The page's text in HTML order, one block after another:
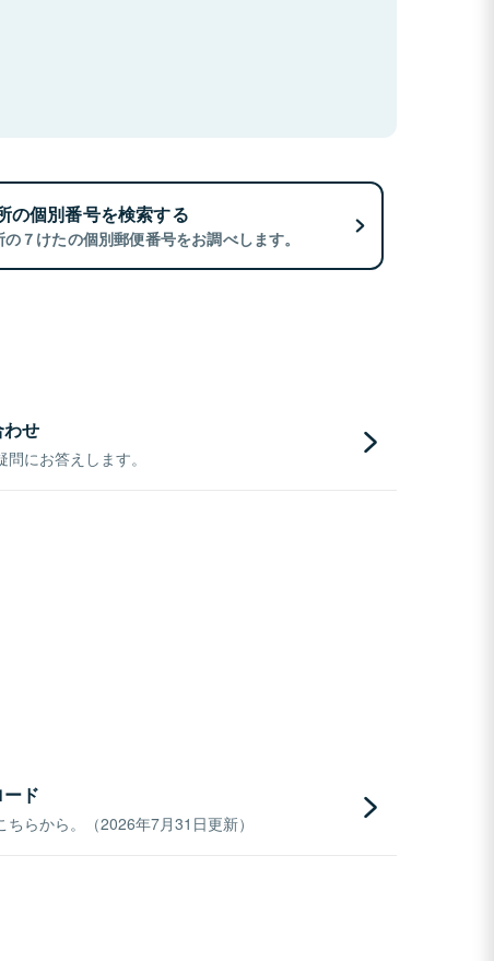
の個別番号を検索する
７けたの個別郵便番号をお調べします。
せ
にお答えします。
ド
らから。（2026年7月31日更新）